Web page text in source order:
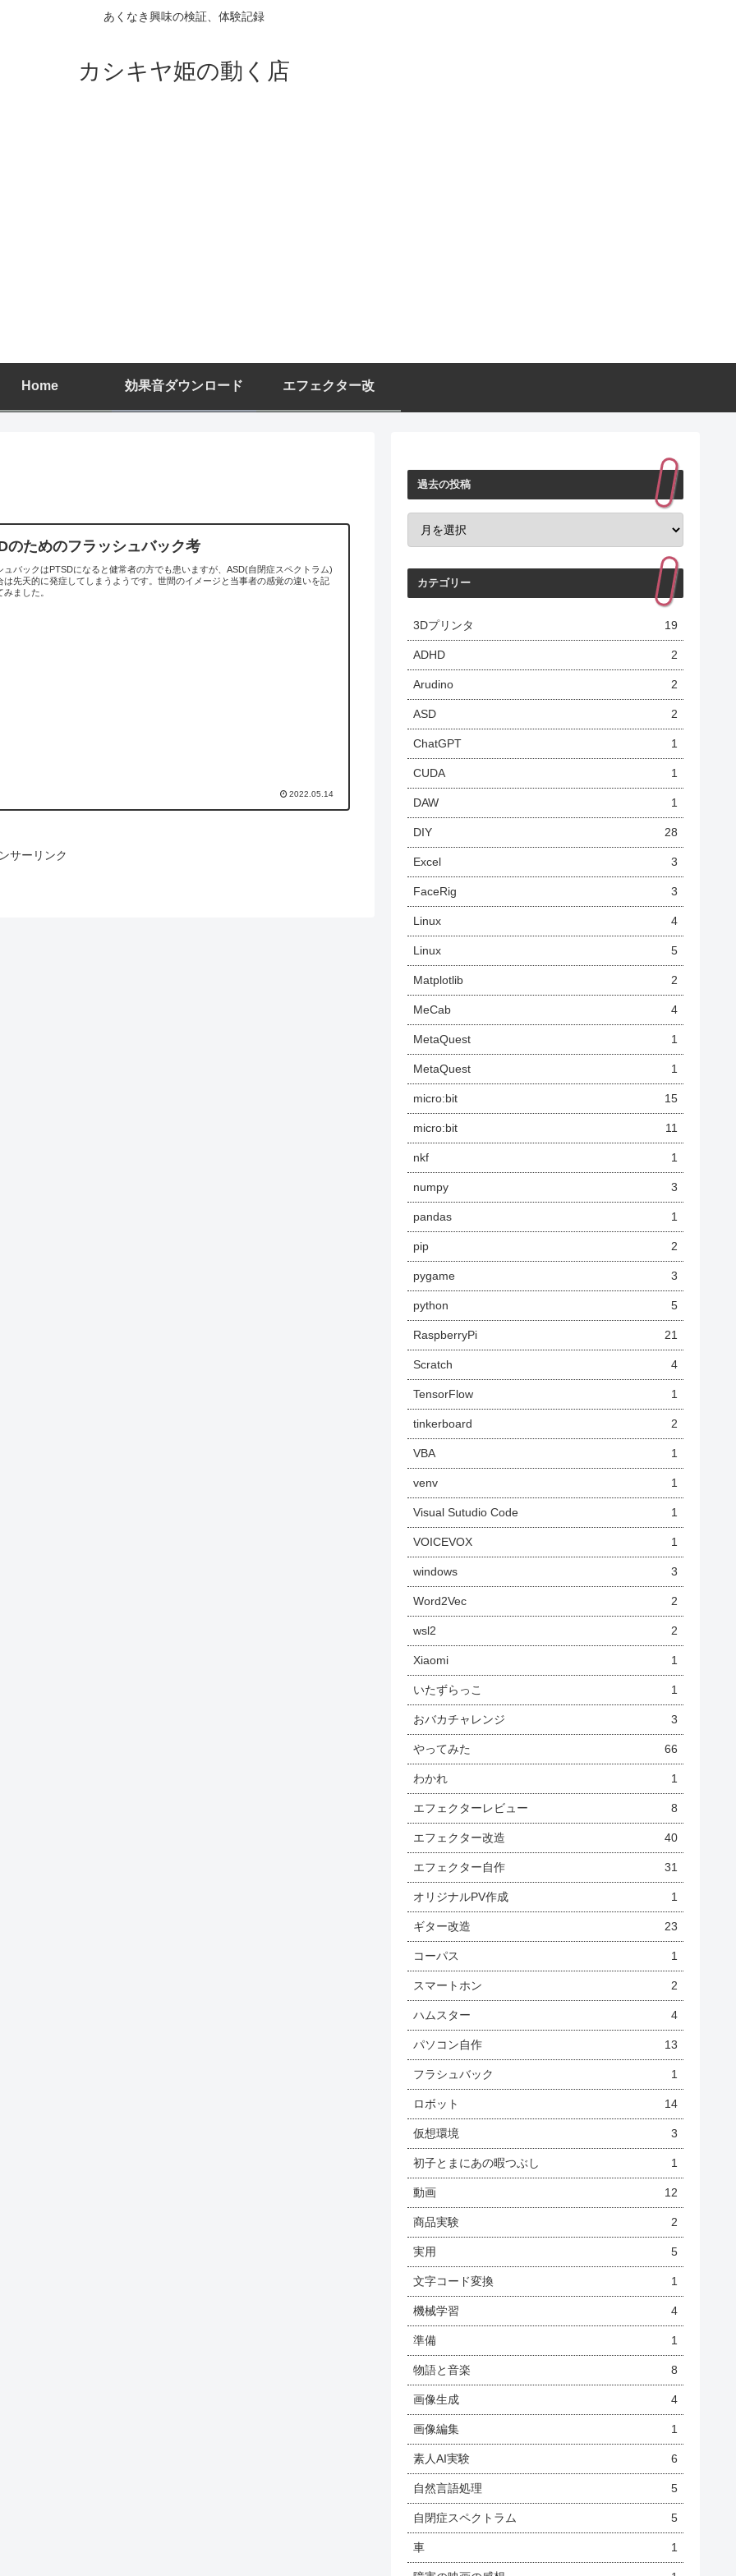
あくなき興味の検証、体験記録
カシキヤ姫の動く店
Home 効果音ダウンロード エフェクター改
のためのフラッシュバック考
ュバックはPTSDになると健常者の方でも患いますが、ASD(自閉症スペクトラム)
は先天的に発症してしまうようです。世間のイメージと当事者の感覚の違いを記
みました。
2022.05.14
サーリンク
過去の投稿
カテゴリー
3Dプリンタ 19
ADHD 2
Arudino 2
ASD 2
ChatGPT 1
CUDA 1
DAW 1
DIY 28
Excel 3
FaceRig 3
Linux 4
Linux 5
Matplotlib 2
MeCab 4
MetaQuest 1
MetaQuest 1
micro:bit 15
micro:bit 11
nkf 1
numpy 3
pandas 1
pip 2
pygame 3
python 5
RaspberryPi 21
Scratch 4
TensorFlow 1
tinkerboard 2
VBA 1
venv 1
Visual Sutudio Code 1
VOICEVOX 1
windows 3
Word2Vec 2
wsl2 2
Xiaomi 1
いたずらっこ 1
おバカチャレンジ 3
やってみた 66
わかれ 1
エフェクターレビュー 8
エフェクター改造 40
エフェクター自作 31
オリジナルPV作成 1
ギター改造 23
コーパス 1
スマートホン 2
ハムスター 4
パソコン自作 13
フラシュバック 1
ロボット 14
仮想環境 3
初子とまにあの暇つぶし 1
動画 12
商品実験 2
実用 5
文字コード変換 1
機械学習 4
準備 1
物語と音楽 8
画像生成 4
画像編集 1
素人AI実験 6
自然言語処理 5
自閉症スペクトラム 5
車 1